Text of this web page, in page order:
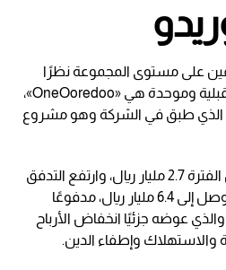
على مستوى المجموعة نظرًا
لتطبيق منصة تشغيل مستقبلية وموحدة هي «OneOoredoo»،
الذي طبق في الشركة وهو مشروع
وبلغ الإنفاق الرأسمالي خلال الفترة 2.7 مليار ريال، وارتفع التدفق
النقدي المعدل بنسبة 3% ووصل إلى 6.4 مليار ريال، مدفوعًا
عوضه جزئيًا انخفاض الأرباح
والاستهلاك وإطفاء الدين.